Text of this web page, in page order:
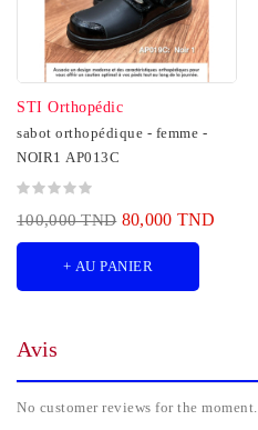
STI Orthopédic
sabot orthopédique - femme -
NOIR1 AP013C
100,000 TND 80,000 TND
+ AU PANIER
Avis
No customer reviews for the moment.